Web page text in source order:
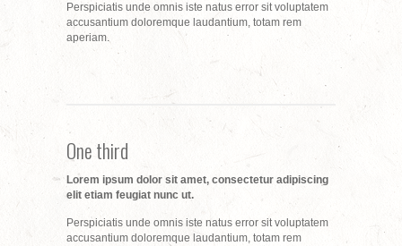
Perspiciatis unde omnis iste natus error sit voluptatem
accusantium doloremque laudantium, totam rem
aperiam.
One third
Lorem ipsum dolor sit amet, consectetur adipiscing
elit etiam feugiat nunc ut.
Perspiciatis unde omnis iste natus error sit voluptatem
accusantium doloremque laudantium, totam rem